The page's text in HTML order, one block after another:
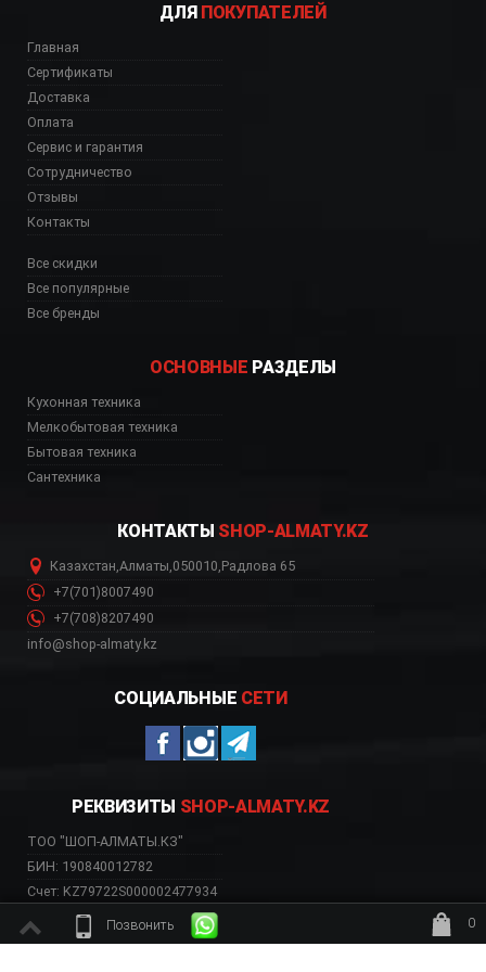
Позвонить
0
ждёт заказ
ДЛЯ ПОКУПАТЕЛЕЙ
Главная
Сертификаты
Доставка
Оплата
Сервис и гарантия
Сотрудничество
Отзывы
Контакты
Все скидки
Все популярные
Все бренды
ОСНОВНЫЕ РАЗДЕЛЫ
Кухонная техника
Мелкобытовая техника
Бытовая техника
Сантехника
КОНТАКТЫ SHOP-ALMATY.KZ
Казахстан,Алматы,050010,Радлова 65
+7(701)8007490
+7(708)8207490
info@shop-almaty.kz
СОЦИАЛЬНЫЕ СЕТИ
РЕКВИЗИТЫ SHOP-ALMATY.KZ
ТОО "ШОП-АЛМАТЫ.КЗ"
БИН: 190840012782
Счет: KZ79722S000002477934
Банк: АО «Kaspi Bank»
БИК: CASPKZKA